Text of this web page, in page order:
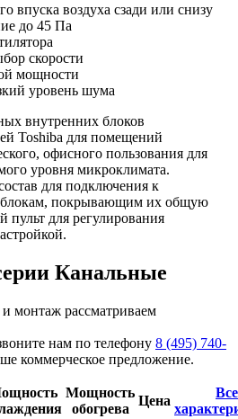
впуска воздуха сзади или снизу
до 45 Па
скорости
мощности
уровень шума
внутренних блоков
Toshiba для помещений
офисного пользования для
уровня микроклимата.
для подключения к
покрывающим их общую
пульт для регулирования
Канальные
монтаж рассматриваем
нам по телефону 8 (495) 740-
коммерческое предложение.
Мощность
обогрева
Цена
Все